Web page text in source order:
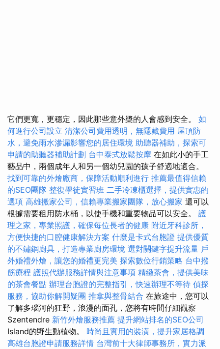
它們更寬，更穩定，因此那些意外槳的人會感到安全。 如
何進行公司設立 清潔公司費用透明，無隱藏費用 屋頂防
水，避免雨水滲漏影響您的居住環境 助聽器補助，探索可
申請的助聽器補助計劃 台中泰式放鬆按摩 在如此小的手工
藝品中，兩個成年人和另一個幼兒園的孩子舒適地適合。
找到可靠的外燴廠商，保障活動順利進行 推薦最值得信賴
的SEO團隊 整復學徒實習班 二手冷凍櫃選擇，提供實惠的
選項 高雄搬家公司，信賴專業搬家團隊，放心搬家 還可以
根據需要租用防水桶，以使手機和重要物品可以安全。 護
理之家，專業照護，確保每位長者的健康 附近牙科診所，
方便快捷的口腔健康解決方案 什麼是卡式台胞證 提供優質
的不鏽鋼廚具，打造專業廚房環境 選對關鍵字提升流量 戶
外婚禮外燴，讓您的婚禮更完美 探索數位行銷策略 台中撥
筋療程 護照代辦服務詳情與注意事項 精緻茶會，提供美味
的茶會餐點 辦理台胞證的完整指引，快速辦理不等待 偵探
服務，協助你解開疑團 推拿與整骨結合 在旅途中，您可以
了解多瑙河的狂野，浪漫的面孔，您將有時間仔細觀察
Szentendre 新竹外燴服務推薦 提升網站排名的SEO公司
Island的野生動植物。 時尚且實用的裝潢，提升家居格調
高雄台胞證申請服務詳情 台灣前十大律師事務所，實力派